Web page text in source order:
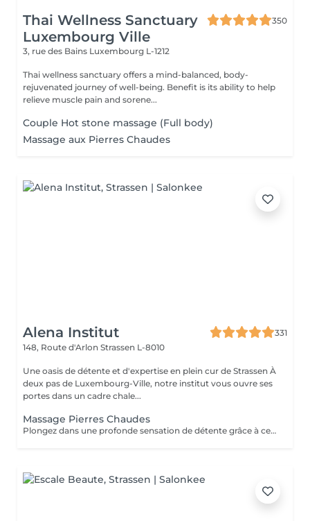
Thai Wellness Sanctuary
Luxembourg Ville
350
3, rue des Bains Luxembourg L-1212
Thai wellness sanctuary offers a mind-balanced, body-
rejuvenated journey of well-being. Benefit is its ability to help
relieve muscle pain and sorene...
Couple Hot stone massage (Full body)
Massage aux Pierres Chaudes
Alena Institut
331
148, Route d'Arlon Strassen L-8010
Une oasis de détente et d'expertise en plein cur de Strassen À
deux pas de Luxembourg-Ville, notre institut vous ouvre ses
portes dans un cadre chale...
Massage Pierres Chaudes
Plongez dans une profonde sensation de détente grâce à ce massage enveloppant réalisé avec des pierres volcaniques chaudes. La chaleur diffuse apaise les tensions musculaires, améliore la circulation et procure un bien-être incomparable. Un soin cocooning idéal pour relâcher le corps, calmer l'esprit et retrouver une harmonie totale.